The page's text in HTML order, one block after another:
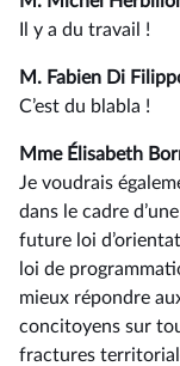
Il y a du travail !
M. Fabien Di
C’est du blabla !
Mme Élisabeth
Je voudrais
dans le cadre
future loi
loi de
mieux répondre
concitoyens sur
fractures